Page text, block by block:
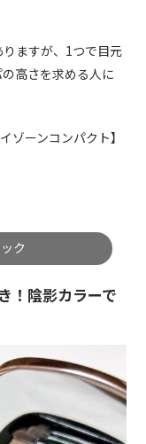
ますが、1つで目元
高さを求める人に
ゾーンコンパクト】
ク
！陰影カラーで